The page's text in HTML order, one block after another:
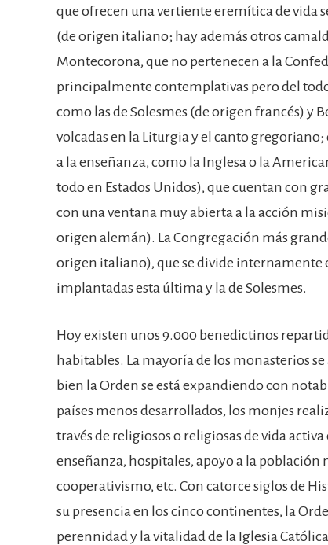
que ofrecen una vertiente eremítica de vida
(de origen italiano; hay además otros
Montecorona, que no pertenecen a la
principalmente contemplativas pero del
como las de Solesmes (de origen francés) y
volcadas en la Liturgia y el canto
a la enseñanza, como la Inglesa o la
todo en Estados Unidos), que cuentan con
con una ventana muy abierta a la acción
origen alemán). La Congregación más
origen italiano), que se divide internamente
implantadas esta última y la de Solesmes.
Hoy existen unos 9.000 benedictinos
habitables. La mayoría de los monasterios
bien la Orden se está expandiendo con
países menos desarrollados, los monjes
través de religiosos o religiosas de vida
enseñanza, hospitales, apoyo a la
cooperativismo, etc. Con catorce siglos de
su presencia en los cinco continentes, la
perennidad y la vitalidad de la Iglesia